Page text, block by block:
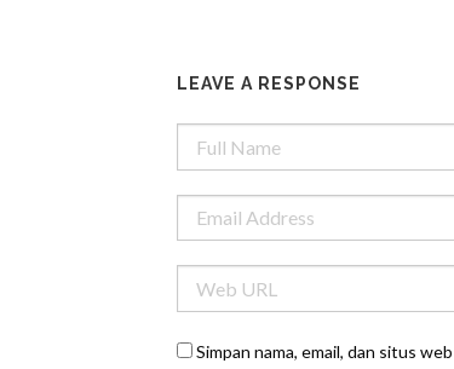
LEAVE A RESPONSE
Simpan nama, email, dan situs